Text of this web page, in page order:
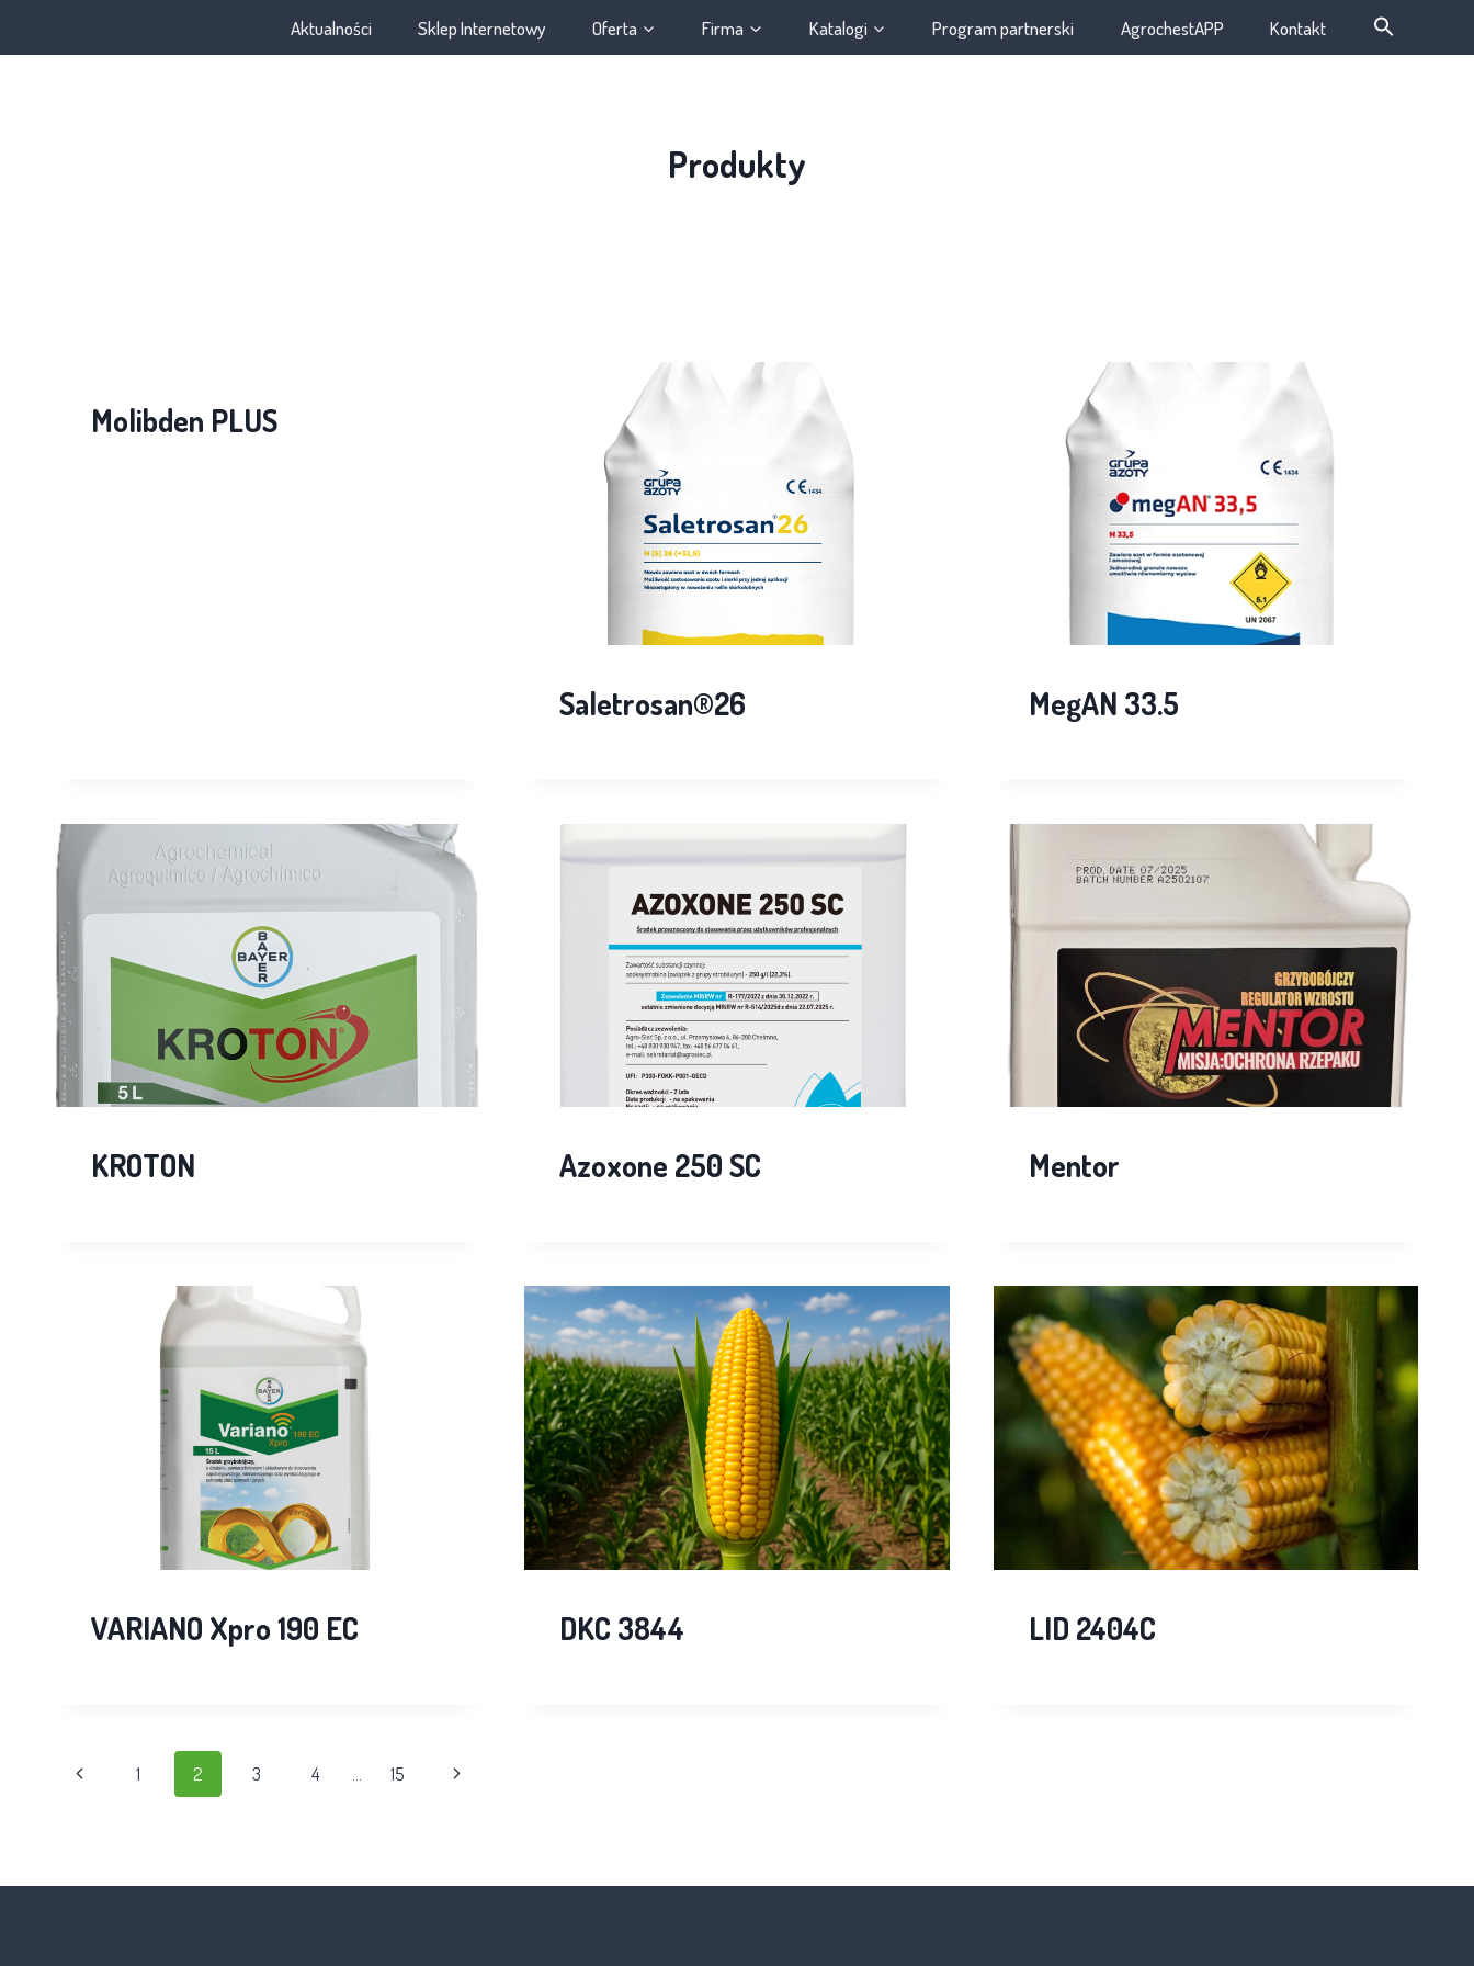
Aktualności Sklep Internetowy Oferta Firma Katalogi Program partnerski AgrochestAPP Kontakt
Produkty
Molibden PLUS
Saletrosan®26 MegAN 33.5
KROTON Azoxone 250 SC Mentor
VARIANO Xpro 190 EC DKC 3844 LID 2404C
1 2 3 4 15